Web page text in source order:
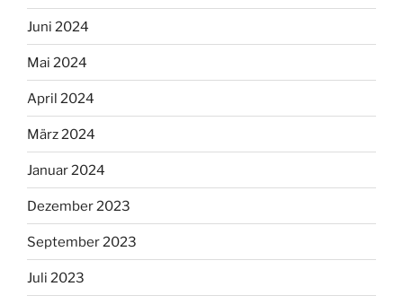
Juni 2024
Mai 2024
April 2024
März 2024
Januar 2024
Dezember 2023
September 2023
Juli 2023